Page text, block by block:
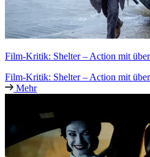
Film-Kritik: Shelter – Action mit
Film-Kritik: Shelter – Action mit
Mehr